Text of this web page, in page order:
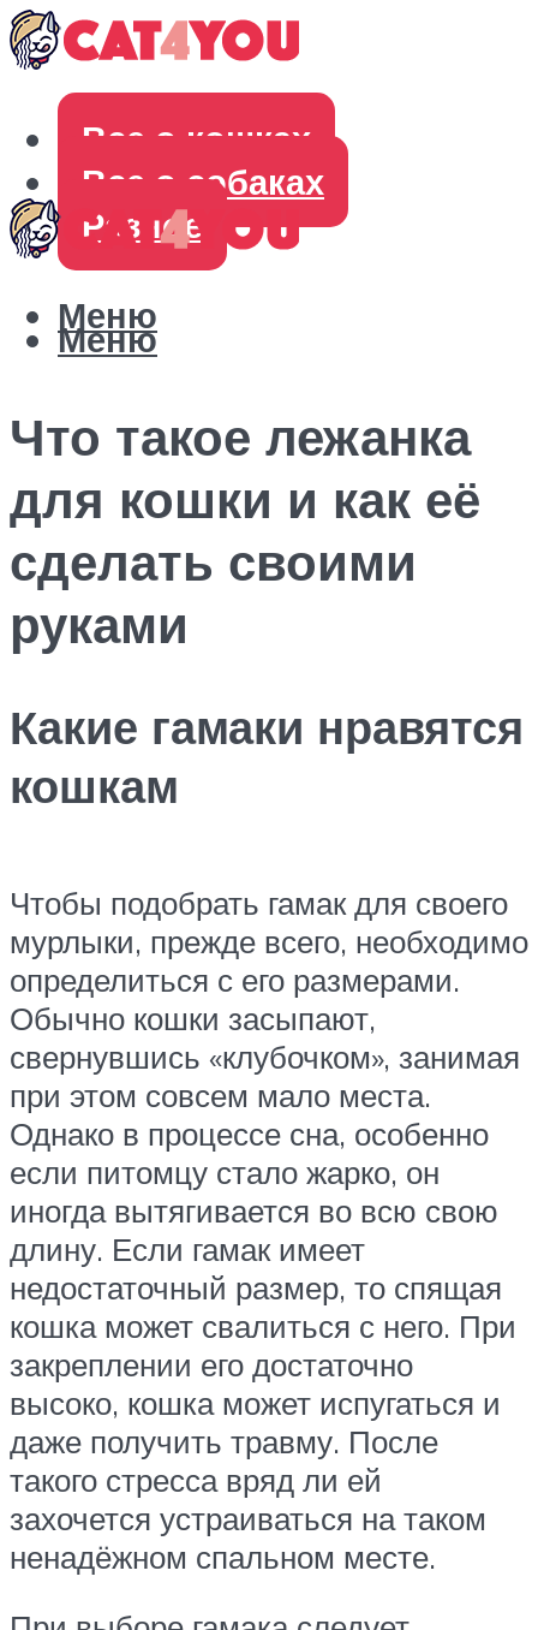
Все о кошках
Все о собаках
Разное
Меню
Меню
Что такое лежанка
для кошки и как её
сделать своими
руками
Какие гамаки нравятся
кошкам
Чтобы подобрать гамак для своего
мурлыки, прежде всего, необходимо
определиться с его размерами.
Обычно кошки засыпают,
свернувшись «клубочком», занимая
при этом совсем мало места.
Однако в процессе сна, особенно
если питомцу стало жарко, он
иногда вытягивается во всю свою
длину. Если гамак имеет
недостаточный размер, то спящая
кошка может свалиться с него. При
закреплении его достаточно
высоко, кошка может испугаться и
даже получить травму. После
такого стресса вряд ли ей
захочется устраиваться на таком
ненадёжном спальном месте.